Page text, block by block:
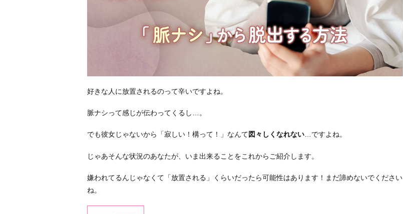
好きな人に放置されるのって辛いですよね。
脈ナシって感じが伝わってくるし…。
でも彼女じゃないから「寂しい！構って！」なんて図々しくなれない…ですよね。
じゃあそんな状況のあなたが、いま出来ることをこれからご紹介します。
嫌われてるんじゃなくて「放置される」くらいだったら可能性はあります！まだ諦めないでください
ね。